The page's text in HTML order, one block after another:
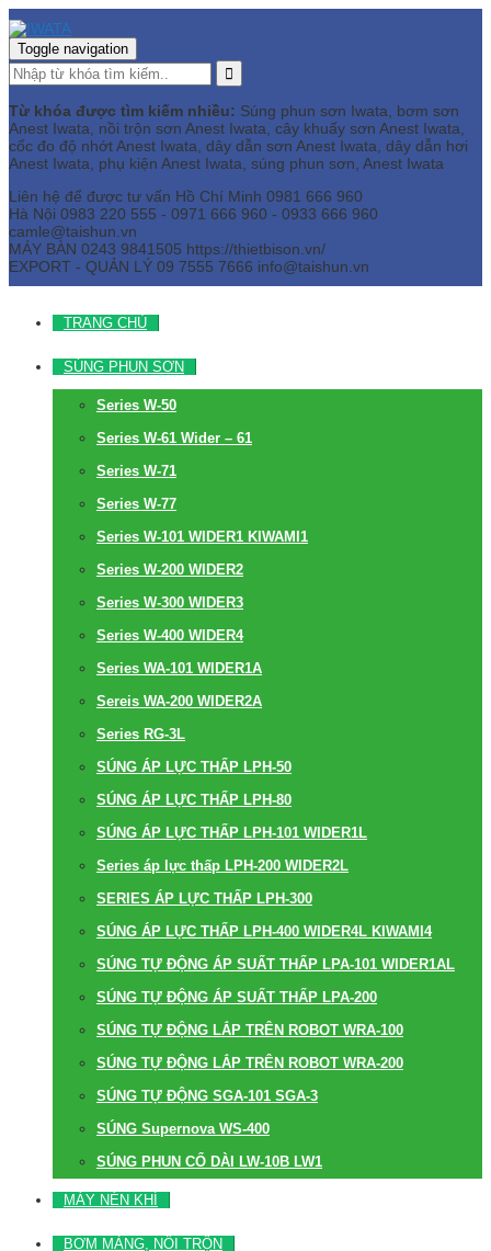
Toggle navigation
Từ khóa được tìm kiếm nhiều: Súng phun sơn Iwata, bơm sơn
Anest Iwata, nồi trộn sơn Anest Iwata, cây khuấy sơn Anest Iwata,
cốc đo độ nhớt Anest Iwata, dây dẫn sơn Anest Iwata, dây dẫn hơi
Anest Iwata, phụ kiện Anest Iwata, súng phun sơn, Anest Iwata
Liên hệ để được tư vấn Hồ Chí Minh 0981 666 960
Hà Nội 0983 220 555 - 0971 666 960 - 0933 666 960
camle@taishun.vn
MÁY BÀN 0243 9841505 https://thietbison.vn/
EXPORT - QUẢN LÝ 09 7555 7666 info@taishun.vn
TRANG CHỦ
SÚNG PHUN SƠN
Series W-50
Series W-61 Wider – 61
Series W-71
Series W-77
Series W-101 WIDER1 KIWAMI1
Series W-200 WIDER2
Series W-300 WIDER3
Series W-400 WIDER4
Series WA-101 WIDER1A
Sereis WA-200 WIDER2A
Series RG-3L
SÚNG ÁP LỰC THẤP LPH-50
SÚNG ÁP LỰC THẤP LPH-80
SÚNG ÁP LỰC THẤP LPH-101 WIDER1L
Series áp lực thấp LPH-200 WIDER2L
SERIES ÁP LỰC THẤP LPH-300
SÚNG ÁP LỰC THẤP LPH-400 WIDER4L KIWAMI4
SÚNG TỰ ĐỘNG ÁP SUẤT THẤP LPA-101 WIDER1AL
SÚNG TỰ ĐỘNG ÁP SUẤT THẤP LPA-200
SÚNG TỰ ĐỘNG LẮP TRÊN ROBOT WRA-100
SÚNG TỰ ĐỘNG LẮP TRÊN ROBOT WRA-200
SÚNG TỰ ĐỘNG SGA-101 SGA-3
SÚNG Supernova WS-400
SÚNG PHUN CỔ DÀI LW-10B LW1
MÁY NÉN KHÍ
BƠM MÀNG, NỒI TRỘN